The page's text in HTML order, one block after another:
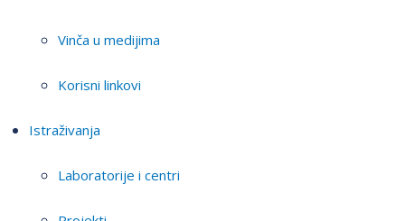
Vinča u medijima
Korisni linkovi
Istraživanja
Laboratorije i centri